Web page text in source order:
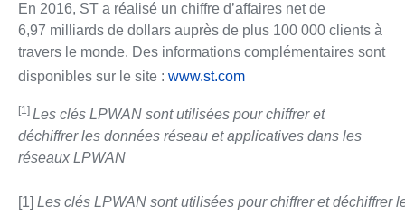
En 2016, ST a réalisé un chiffre d’affaires net de
6,97 milliards de dollars auprès de plus 100 000 clients à
travers le monde. Des informations complémentaires sont
disponibles sur le site : www.st.com
[1] Les clés LPWAN sont utilisées pour chiffrer et
déchiffrer les données réseau et applicatives dans les
réseaux LPWAN
[1] Les clés LPWAN sont utilisées pour chiffrer et déchiffrer